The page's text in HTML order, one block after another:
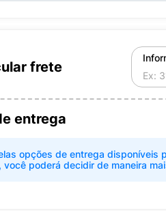
frete
entrega
opções de entrega disponíveis
você poderá decidir de maneira